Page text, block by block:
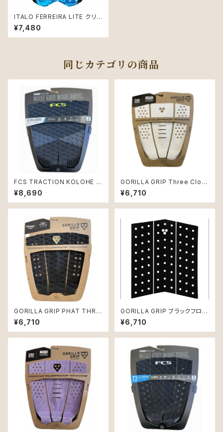
ITALO FERREIRA LITE クリ
エイチャー デッキパッド ブルー
¥7,480
同じカテゴリの商品
FCS TRACTION KOLOHE A
NDINO ATHLETE SERIES 3
ピース デッキパッド
¥8,690
GORILLA GRIP Three Clou
d Skinny デッキパッド
¥6,710
GORILLA GRIP PHAT THRE
E TRACTION PAD 3ピース B
lack-BayLeaf（ブラックグリー
ン）
¥6,710
GORILLA GRIP ブラックフロン
トデッキ SKINNY
¥6,710